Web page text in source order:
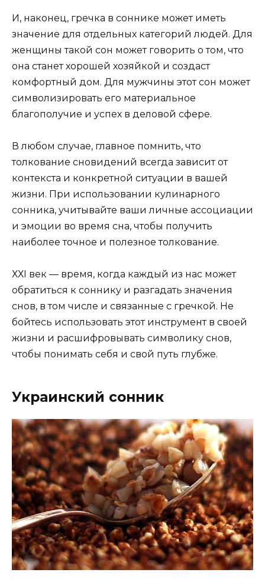
И, наконец, гречка в соннике может иметь
значение для отдельных категорий людей. Для
женщины такой сон может говорить о том, что
она станет хорошей хозяйкой и создаст
комфортный дом. Для мужчины этот сон может
символизировать его материальное
благополучие и успех в деловой сфере.
В любом случае, главное помнить, что
толкование сновидений всегда зависит от
контекста и конкретной ситуации в вашей
жизни. При использовании кулинарного
сонника, учитывайте ваши личные ассоциации
и эмоции во время сна, чтобы получить
наиболее точное и полезное толкование.
ХХI век — время, когда каждый из нас может
обратиться к соннику и разгадать значения
снов, в том числе и связанные с гречкой. Не
бойтесь использовать этот инструмент в своей
жизни и расшифровывать символику снов,
чтобы понимать себя и свой путь глубже.
Украинский сонник